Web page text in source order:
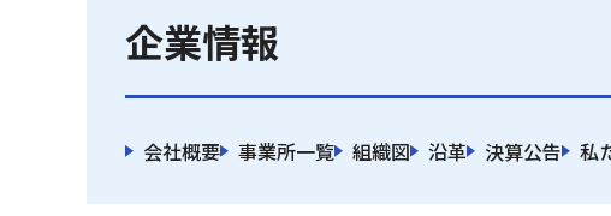
企業情報
会社概要 事業所一覧 組織図 沿革 決算公告 私